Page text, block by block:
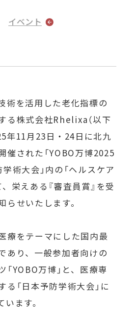
イベント
術を活用した老化指標の
る株式会社Rhelixa（以下
年11月23日・24日に北九
催された「YOBO万博2025
術大会」内の「ヘルスケア
栄えある『審査員賞』を受
らせいたします。
療をテーマにした国内最
あり、一般参加者向けの
YOBO万博」と、医療専
る「日本予防学術大会」に
ます。